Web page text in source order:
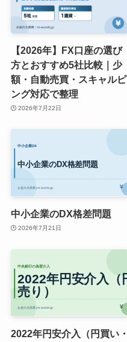
【2026年】FX口座の選び
方とおすすめ5社比較｜少
額・自動売買・スキャルピ
ング対応で整理
2026年7月22日
中小企業のDX格差問題
2026年7月21日
2022年円安介入（円買い・